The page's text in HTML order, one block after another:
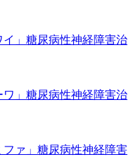
」 糖尿病性神経障害治
」 糖尿病性神経障害治
ァ」 糖尿病性神経障害